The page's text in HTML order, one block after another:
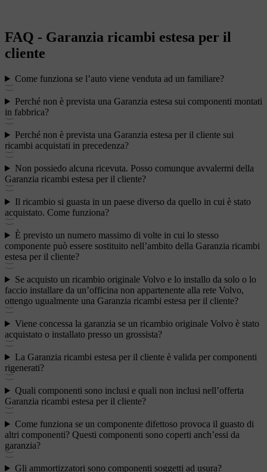
FAQ - Garanzia ricambi estesa per il
cliente
Come funziona se l’auto viene venduta ad un familiare?
Perché non è prevista una Garanzia estesa sui componenti montati
in fabbrica?
Perché non è prevista una Garanzia estesa per il cliente sui
ricambi acquistati in precedenza?
Non possiedo alcuna ricevuta. Posso comunque avvalermi della
Garanzia ricambi estesa per il cliente?
Il ricambio si guasta in un paese diverso da quello in cui è stato
acquistato. Come funziona?
È previsto un numero massimo di volte in cui lo stesso
componente può essere sostituito nell’ambito della Garanzia ricambi
estesa per il cliente?
Se acquisto un ricambio originale Volvo e lo installo da solo o lo
faccio installare da un’officina non appartenente alla rete Volvo,
ottengo ugualmente una Garanzia ricambi estesa per il cliente?
Viene concessa la garanzia se un ricambio originale Volvo è stato
acquistato o installato presso un grossista?
La Garanzia ricambi estesa per il cliente è valida per componenti
rigenerati?
Quali componenti sono inclusi e quali non inclusi nell’offerta
Garanzia ricambi estesa per il cliente?
Come funziona se un componente difettoso provoca il guasto di
altri componenti? Questi componenti sono coperti anch’essi da
garanzia?
Gli ammortizzatori sono componenti soggetti ad usura?